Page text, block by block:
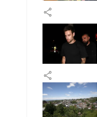
share
share